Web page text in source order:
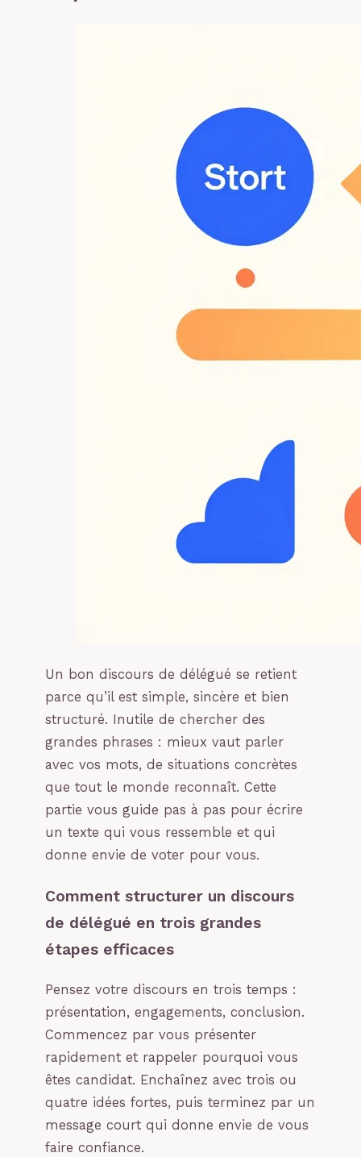
Un bon discours de délégué se retient
parce qu’il est simple, sincère et bien
structuré. Inutile de chercher des
grandes phrases : mieux vaut parler
avec vos mots, de situations concrètes
que tout le monde reconnaît. Cette
partie vous guide pas à pas pour écrire
un texte qui vous ressemble et qui
donne envie de voter pour vous.
Comment structurer un discours
de délégué en trois grandes
étapes efficaces
Pensez votre discours en trois temps :
présentation, engagements, conclusion.
Commencez par vous présenter
rapidement et rappeler pourquoi vous
êtes candidat. Enchaînez avec trois ou
quatre idées fortes, puis terminez par un
message court qui donne envie de vous
faire confiance.